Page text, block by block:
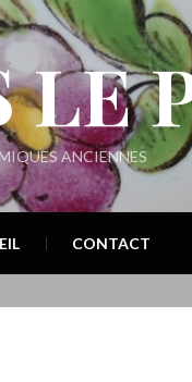
LE
ANCIENNES
CONTACT